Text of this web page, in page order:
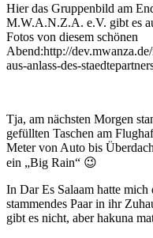
Hier das Gruppenbild am
M.W.A.N.Z.A. e.V. gibt es
Fotos von diesem schönen
Abend:http://
aus-anlass-des-
Tja, am nächsten Morgen
gefüllten Taschen am
Meter von Auto bis
ein „Big Rain“ 😉
In Dar Es Salaam hatte
stammendes Paar in ihr
gibt es nicht, aber hakuna